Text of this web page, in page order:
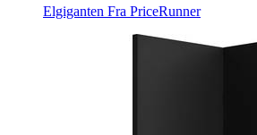
Elgiganten Fra PriceRunner